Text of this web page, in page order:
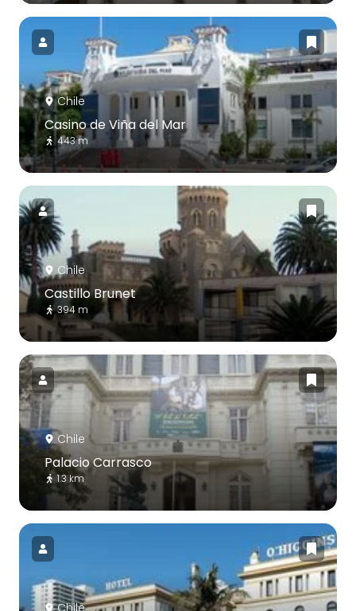
Chile
Casino de Viña del Mar
443 m
Chile
Castillo Brunet
394 m
Chile
Palacio Carrasco
1.3 km
Chile